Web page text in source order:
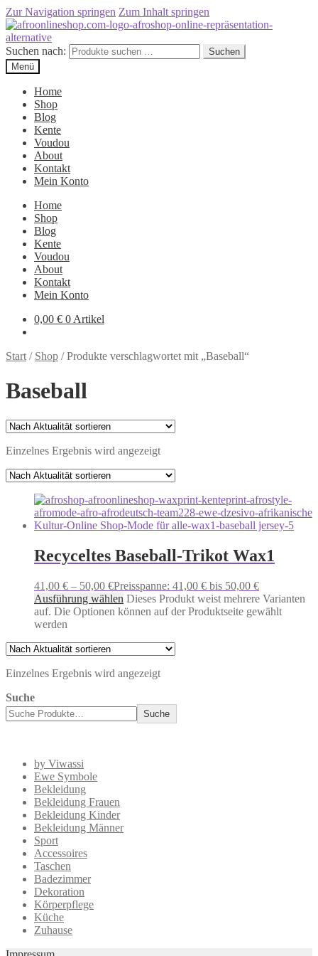
Zur Navigation springen Zum Inhalt springen
Suchen nach:
Suchen
Menü
Home
Shop
Blog
Kente
Voudou
About
Kontakt
Mein Konto
Home
Shop
Blog
Kente
Voudou
About
Kontakt
Mein Konto
0,00 € 0 Artikel
Start / Shop /Produkte verschlagwortet mit „Baseball“
Baseball
Einzelnes Ergebnis wird angezeigt
Recyceltes Baseball-Trikot Wax1
41,00 € – 50,00 €Preisspanne: 41,00 € bis 50,00 €
Ausführung wählen Dieses Produkt weist mehrere Varianten
auf. Die Optionen können auf der Produktseite gewählt
werden
Einzelnes Ergebnis wird angezeigt
Suche
Suche
by Viwassi
Ewe Symbole
Bekleidung
Bekleidung Frauen
Bekleidung Kinder
Bekleidung Männer
Sport
Accessoires
Taschen
Badezimmer
Dekoration
Körperpflege
Küche
Zuhause